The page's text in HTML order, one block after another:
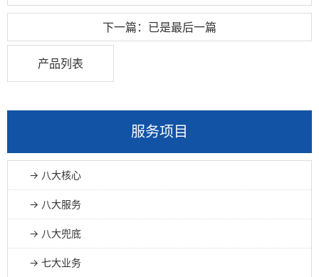
下一篇：已是最后一篇
产品列表
服务项目
→ 八大核心
→ 八大服务
→ 八大兜底
→ 七大业务